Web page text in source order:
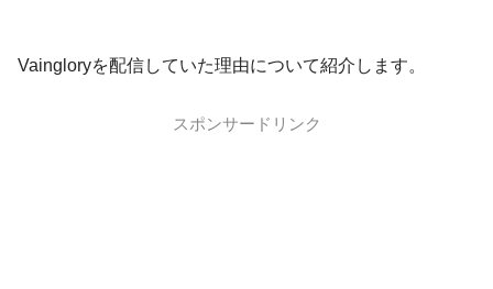
Vaingloryを配信していた理由について紹介します。
スポンサードリンク